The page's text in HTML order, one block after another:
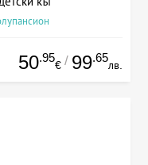
50.95
€ / 99.65
лв.